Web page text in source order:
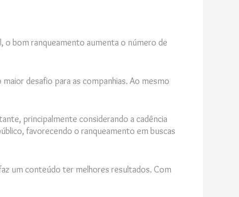
o bom ranqueamento aumenta o número de
desafio para as companhias. Ao mesmo
principalmente considerando a cadência
favorecendo o ranqueamento em buscas
um conteúdo ter melhores resultados. Com